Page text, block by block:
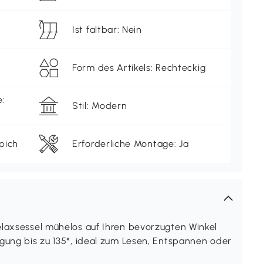
Ist faltbar: Nein
Form des Artikels: Rechteckig
Stil: Modern
Erforderliche Montage: Ja
mühelos auf Ihren bevorzugten Winkel
bis zu 135°, ideal zum Lesen, Entspannen oder